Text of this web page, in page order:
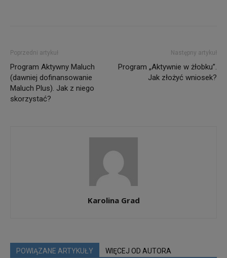
Poprzedni artykuł
Program Aktywny Maluch
(dawniej dofinansowanie
Maluch Plus). Jak z niego
skorzystać?
Następny artykuł
Program „Aktywnie w żłobku”.
Jak złożyć wniosek?
Karolina Grad
POWIĄZANE ARTYKUŁY WIĘCEJ OD AUTORA